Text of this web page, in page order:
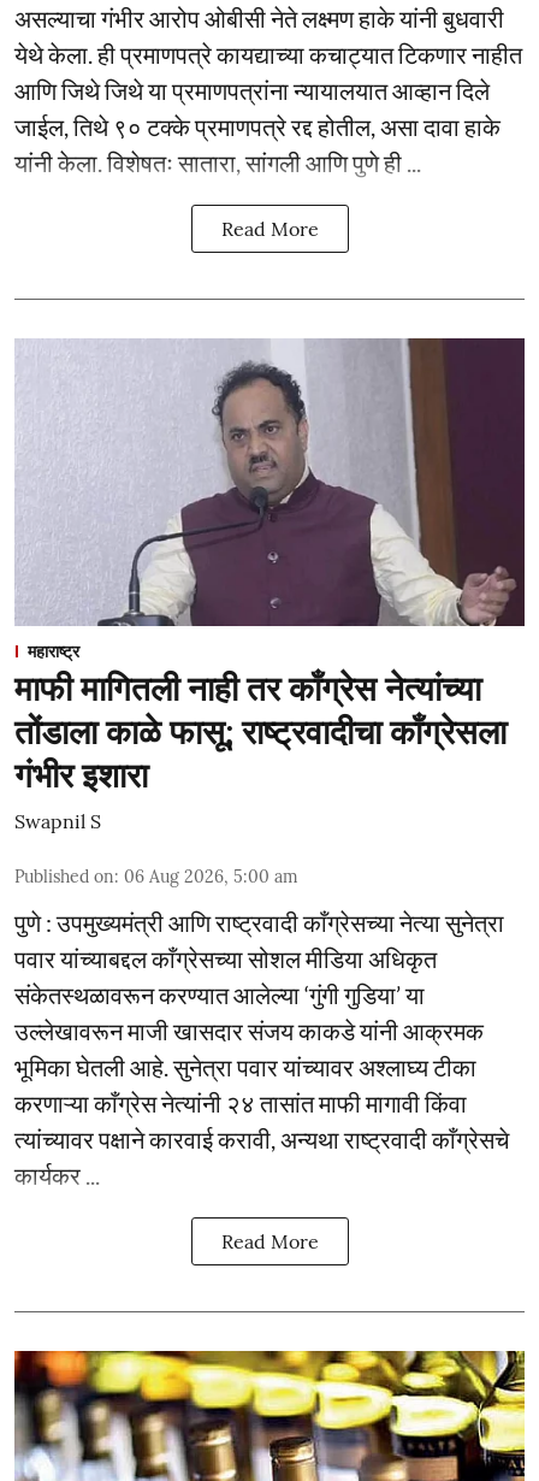
असल्याचा गंभीर आरोप ओबीसी नेते लक्ष्मण हाके यांनी बुधवारी
येथे केला. ही प्रमाणपत्रे कायद्याच्या कचाट्यात टिकणार नाहीत
आणि जिथे जिथे या प्रमाणपत्रांना न्यायालयात आव्हान दिले
जाईल, तिथे ९० टक्के प्रमाणपत्रे रद्द होतील, असा दावा हाके
यांनी केला. विशेषतः सातारा, सांगली आणि पुणे ही ...
Read More
महाराष्ट्र
माफी मागितली नाही तर काँग्रेस नेत्यांच्या
तोंडाला काळे फासू; राष्ट्रवादीचा काँग्रेसला
गंभीर इशारा
Swapnil S
Published on: 06 Aug 2026, 5:00 am
पुणे : उपमुख्यमंत्री आणि राष्ट्रवादी काँग्रेसच्या नेत्या सुनेत्रा
पवार यांच्याबद्दल काँग्रेसच्या सोशल मीडिया अधिकृत
संकेतस्थळावरून करण्यात आलेल्या ‘गुंगी गुडिया’ या
उल्लेखावरून माजी खासदार संजय काकडे यांनी आक्रमक
भूमिका घेतली आहे. सुनेत्रा पवार यांच्यावर अश्लाघ्य टीका
करणाऱ्या काँग्रेस नेत्यांनी २४ तासांत माफी मागावी किंवा
त्यांच्यावर पक्षाने कारवाई करावी, अन्यथा राष्ट्रवादी काँग्रेसचे
कार्यकर ...
Read More